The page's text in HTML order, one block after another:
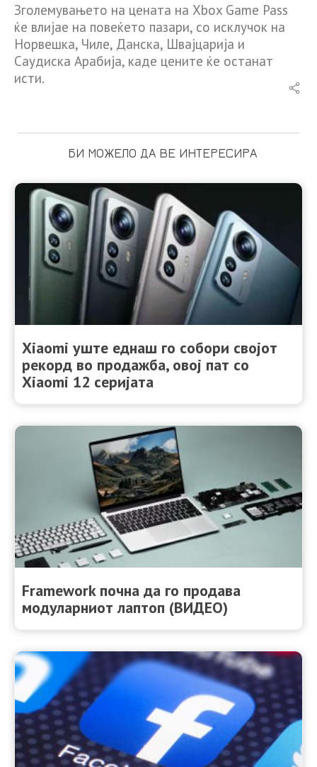
Зголемувањето на цената на Xbox Game Pass
ќе влијае на повеќето пазари, со исклучок на
Норвешка, Чиле, Данска, Швајцарија и
Саудиска Арабија, каде цените ќе останат
исти.
БИ МОЖЕЛО ДА ВЕ ИНТЕРЕСИРА
Xiaomi уште еднаш го собори својот
рекорд во продажба, овој пат со
Xiaomi 12 серијата
Framework почна да го продава
модуларниот лаптоп (ВИДЕО)